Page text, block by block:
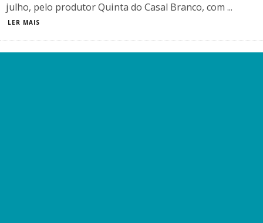
julho, pelo produtor Quinta do Casal Branco, com ...
LER MAIS